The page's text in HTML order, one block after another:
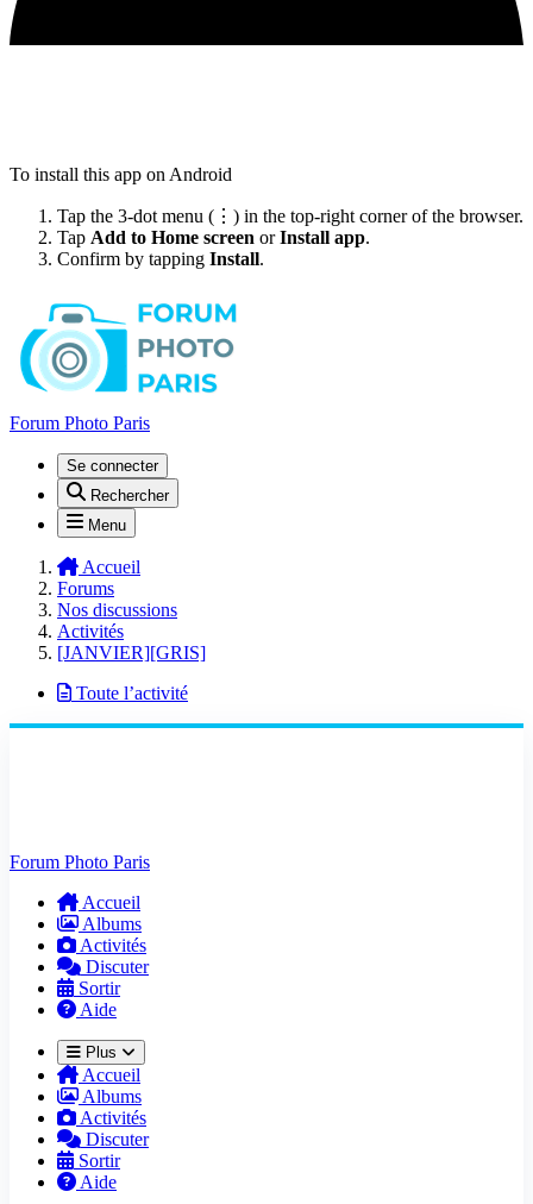
To install this app on Android
Tap the 3-dot menu (⋮) in the top-right corner of the browser.
Tap Add to Home screen orInstall app.
Confirm by tapping Install.
Forum Photo Paris
Se connecter
Rechercher
Menu
Accueil
Forums
Nos discussions
Activités
[JANVIER][GRIS]
Toute l’activité
Forum Photo Paris
Accueil
Albums
Activités
Discuter
Sortir
Aide
Plus
Accueil
Albums
Activités
Discuter
Sortir
Aide